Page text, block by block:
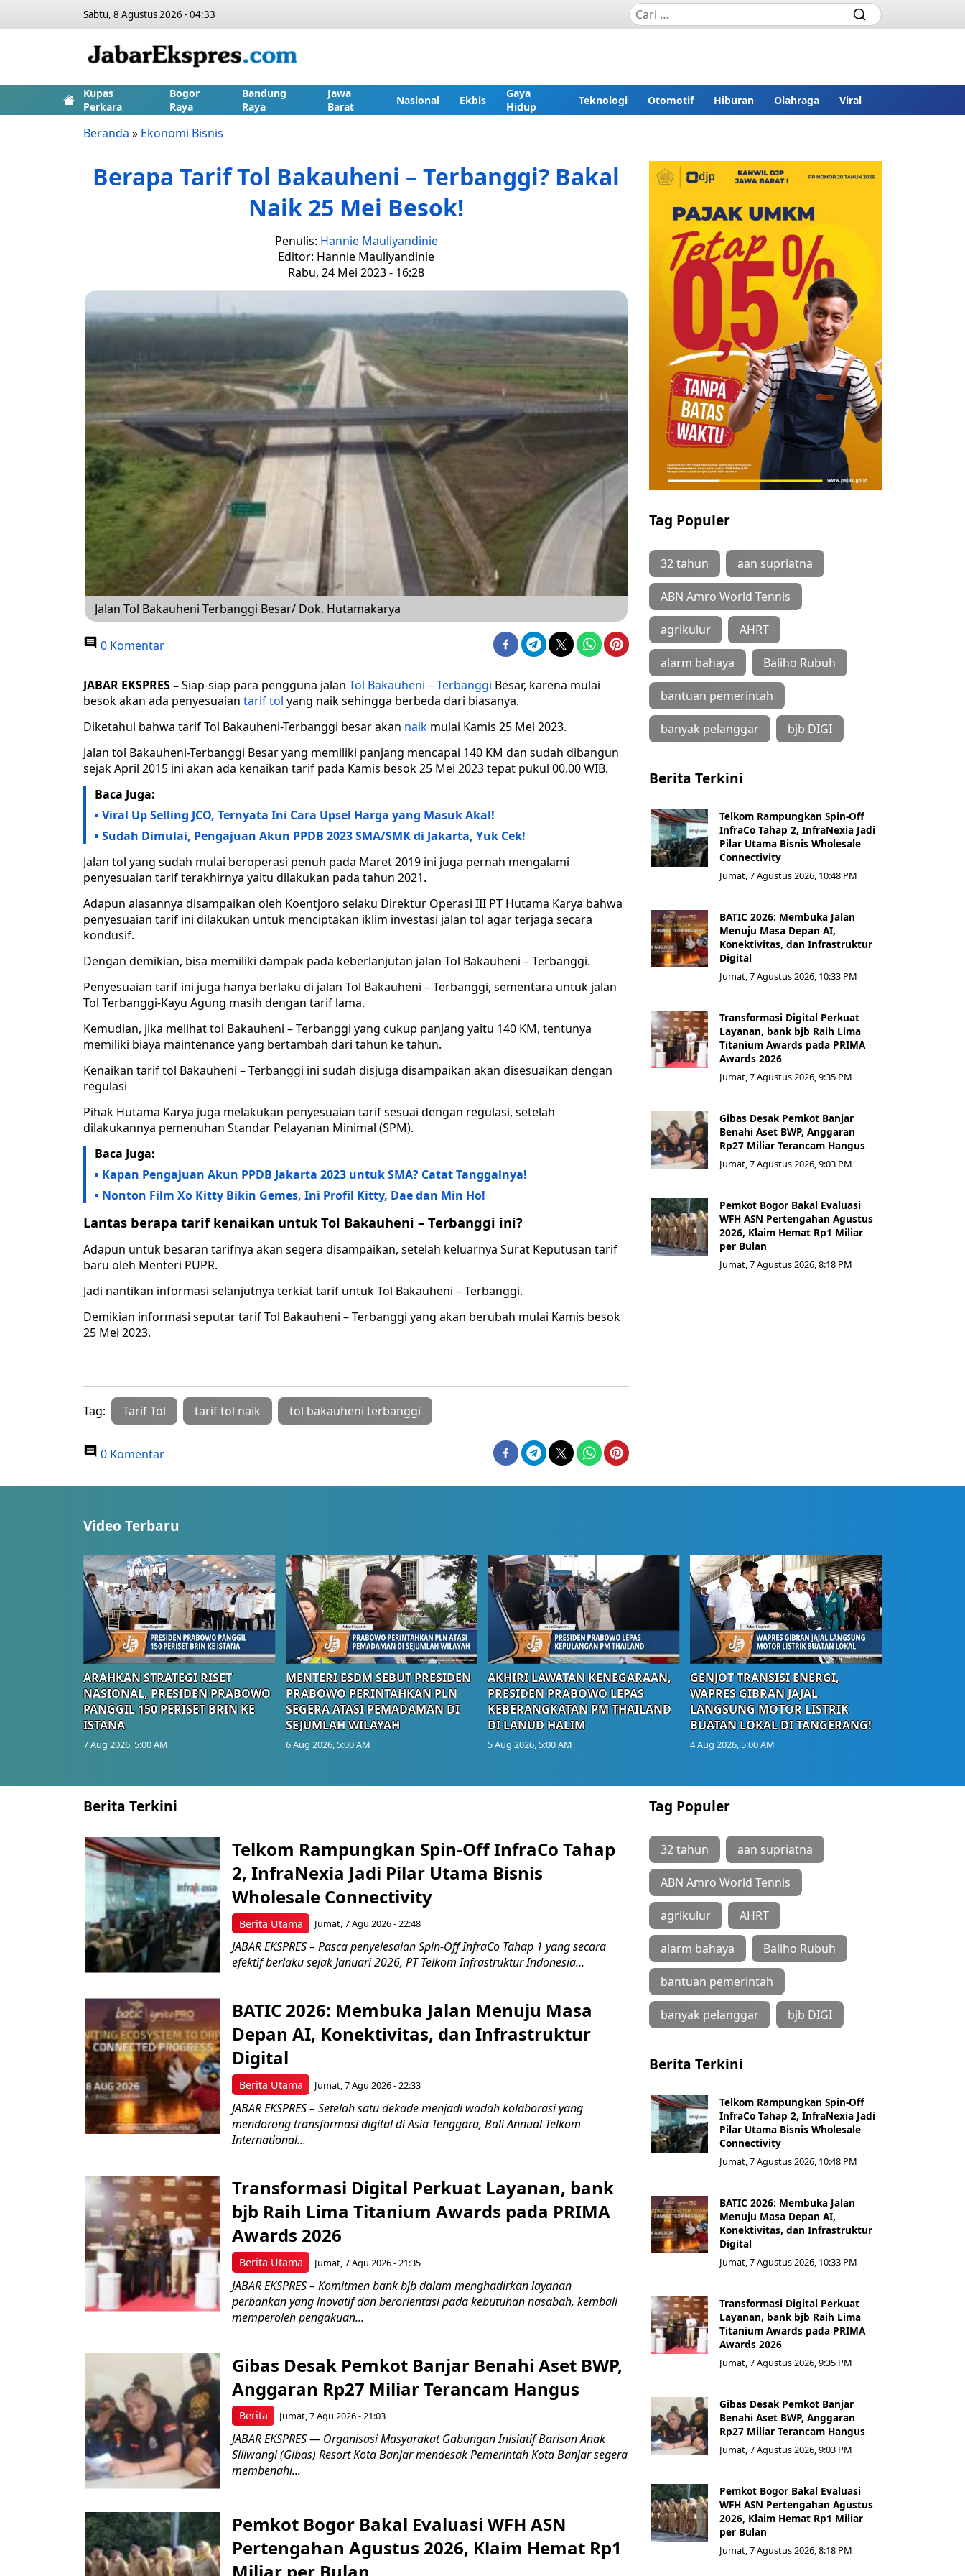
Sabtu, 8 Agustus 2026 - 04:33
Kupas
Perkara
Bogor
Raya
Bandung
Raya
Jawa
Barat
Nasional Ekbis
Gaya
Hidup
Teknologi Otomotif Hiburan Olahraga Viral
Beranda » Ekonomi Bisnis
Berapa Tarif Tol Bakauheni – Terbanggi? Bakal
Naik 25 Mei Besok!
Penulis: Hannie Mauliyandinie
Editor: Hannie Mauliyandinie
Rabu, 24 Mei 2023 - 16:28
Jalan Tol Bakauheni Terbanggi Besar/ Dok. Hutamakarya
0 Komentar
JABAR EKSPRES –Siap-siap para pengguna jalan Tol Bakauheni – Terbanggi Besar, karena mulai
besok akan ada penyesuaian tarif tol yang naik sehingga berbeda dari biasanya.
Diketahui bahwa tarif Tol Bakauheni-Terbanggi besar akan naik mulai Kamis 25 Mei 2023.
Jalan tol Bakauheni-Terbanggi Besar yang memiliki panjang mencapai 140 KM dan sudah dibangun
sejak April 2015 ini akan ada kenaikan tarif pada Kamis besok 25 Mei 2023 tepat pukul 00.00 WIB.
Baca Juga:
Viral Up Selling JCO, Ternyata Ini Cara Upsel Harga yang Masuk Akal!
Sudah Dimulai, Pengajuan Akun PPDB 2023 SMA/SMK di Jakarta, Yuk Cek!
Jalan tol yang sudah mulai beroperasi penuh pada Maret 2019 ini juga pernah mengalami
penyesuaian tarif terakhirnya yaitu dilakukan pada tahun 2021.
Adapun alasannya disampaikan oleh Koentjoro selaku Direktur Operasi III PT Hutama Karya bahwa
penyesuaian tarif ini dilakukan untuk menciptakan iklim investasi jalan tol agar terjaga secara
kondusif.
Dengan demikian, bisa memiliki dampak pada keberlanjutan jalan Tol Bakauheni – Terbanggi.
Penyesuaian tarif ini juga hanya berlaku di jalan Tol Bakauheni – Terbanggi, sementara untuk jalan
Tol Terbanggi-Kayu Agung masih dengan tarif lama.
Kemudian, jika melihat tol Bakauheni – Terbanggi yang cukup panjang yaitu 140 KM, tentunya
memiliki biaya maintenance yang bertambah dari tahun ke tahun.
Kenaikan tarif tol Bakauheni – Terbanggi ini sudah disjuga disampaikan akan disesuaikan dengan
regulasi
Pihak Hutama Karya juga melakukan penyesuaian tarif sesuai dengan regulasi, setelah
dilakukannya pemenuhan Standar Pelayanan Minimal (SPM).
Baca Juga:
Kapan Pengajuan Akun PPDB Jakarta 2023 untuk SMA? Catat Tanggalnya!
Nonton Film Xo Kitty Bikin Gemes, Ini Profil Kitty, Dae dan Min Ho!
Lantas berapa tarif kenaikan untuk Tol Bakauheni – Terbanggi ini?
Adapun untuk besaran tarifnya akan segera disampaikan, setelah keluarnya Surat Keputusan tarif
baru oleh Menteri PUPR.
Jadi nantikan informasi selanjutnya terkiat tarif untuk Tol Bakauheni – Terbanggi.
Demikian informasi seputar tarif Tol Bakauheni – Terbanggi yang akan berubah mulai Kamis besok
25 Mei 2023.
Tag: Tarif Tol tarif tol naik tol bakauheni terbanggi
0 Komentar
Tag Populer
32 tahun aan supriatna
ABN Amro World Tennis
agrikulur AHRT
alarm bahaya Baliho Rubuh
bantuan pemerintah
banyak pelanggar bjb DIGI
Berita Terkini
Telkom Rampungkan Spin-Off
InfraCo Tahap 2, InfraNexia Jadi
Pilar Utama Bisnis Wholesale
Connectivity
Jumat, 7 Agustus 2026, 10:48 PM
BATIC 2026: Membuka Jalan
Menuju Masa Depan AI,
Konektivitas, dan Infrastruktur
Digital
Jumat, 7 Agustus 2026, 10:33 PM
Transformasi Digital Perkuat
Layanan, bank bjb Raih Lima
Titanium Awards pada PRIMA
Awards 2026
Jumat, 7 Agustus 2026, 9:35 PM
Gibas Desak Pemkot Banjar
Benahi Aset BWP, Anggaran
Rp27 Miliar Terancam Hangus
Jumat, 7 Agustus 2026, 9:03 PM
Pemkot Bogor Bakal Evaluasi
WFH ASN Pertengahan Agustus
2026, Klaim Hemat Rp1 Miliar
per Bulan
Jumat, 7 Agustus 2026, 8:18 PM
Video Terbaru
ARAHKAN STRATEGI RISET
NASIONAL, PRESIDEN PRABOWO
PANGGIL 150 PERISET BRIN KE
ISTANA
7 Aug 2026, 5:00 AM
MENTERI ESDM SEBUT PRESIDEN
PRABOWO PERINTAHKAN PLN
SEGERA ATASI PEMADAMAN DI
SEJUMLAH WILAYAH
6 Aug 2026, 5:00 AM
AKHIRI LAWATAN KENEGARAAN,
PRESIDEN PRABOWO LEPAS
KEBERANGKATAN PM THAILAND
DI LANUD HALIM
5 Aug 2026, 5:00 AM
GENJOT TRANSISI ENERGI,
WAPRES GIBRAN JAJAL
LANGSUNG MOTOR LISTRIK
BUATAN LOKAL DI TANGERANG!
4 Aug 2026, 5:00 AM
Berita Terkini
Berita Utama
Telkom Rampungkan Spin-Off InfraCo Tahap
2, InfraNexia Jadi Pilar Utama Bisnis
Wholesale Connectivity
Jumat, 7 Agu 2026 - 22:48
JABAR EKSPRES – Pasca penyelesaian Spin-Off InfraCo Tahap 1 yang secara
efektif berlaku sejak Januari 2026, PT Telkom Infrastruktur Indonesia...
Berita Utama
BATIC 2026: Membuka Jalan Menuju Masa
Depan AI, Konektivitas, dan Infrastruktur
Digital
Jumat, 7 Agu 2026 - 22:33
JABAR EKSPRES – Setelah satu dekade menjadi wadah kolaborasi yang
mendorong transformasi digital di Asia Tenggara, Bali Annual Telkom
International...
Berita Utama
Transformasi Digital Perkuat Layanan, bank
bjb Raih Lima Titanium Awards pada PRIMA
Awards 2026
Jumat, 7 Agu 2026 - 21:35
JABAR EKSPRES – Komitmen bank bjb dalam menghadirkan layanan
perbankan yang inovatif dan berorientasi pada kebutuhan nasabah, kembali
memperoleh pengakuan...
Berita
Gibas Desak Pemkot Banjar Benahi Aset BWP,
Anggaran Rp27 Miliar Terancam Hangus
Jumat, 7 Agu 2026 - 21:03
JABAR EKSPRES — Organisasi Masyarakat Gabungan Inisiatif Barisan Anak
Siliwangi (Gibas) Resort Kota Banjar mendesak Pemerintah Kota Banjar segera
membenahi...
Pemkot Bogor Bakal Evaluasi WFH ASN
Pertengahan Agustus 2026, Klaim Hemat Rp1
Miliar per Bulan
Tag Populer
32 tahun aan supriatna
ABN Amro World Tennis
agrikulur AHRT
alarm bahaya Baliho Rubuh
bantuan pemerintah
banyak pelanggar bjb DIGI
Berita Terkini
Telkom Rampungkan Spin-Off
InfraCo Tahap 2, InfraNexia Jadi
Pilar Utama Bisnis Wholesale
Connectivity
Jumat, 7 Agustus 2026, 10:48 PM
BATIC 2026: Membuka Jalan
Menuju Masa Depan AI,
Konektivitas, dan Infrastruktur
Digital
Jumat, 7 Agustus 2026, 10:33 PM
Transformasi Digital Perkuat
Layanan, bank bjb Raih Lima
Titanium Awards pada PRIMA
Awards 2026
Jumat, 7 Agustus 2026, 9:35 PM
Gibas Desak Pemkot Banjar
Benahi Aset BWP, Anggaran
Rp27 Miliar Terancam Hangus
Jumat, 7 Agustus 2026, 9:03 PM
Pemkot Bogor Bakal Evaluasi
WFH ASN Pertengahan Agustus
2026, Klaim Hemat Rp1 Miliar
per Bulan
Jumat, 7 Agustus 2026, 8:18 PM